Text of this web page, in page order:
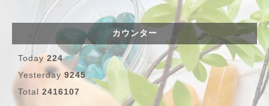
カウンター
Today 224
Yesterday 9245
Total 2416107